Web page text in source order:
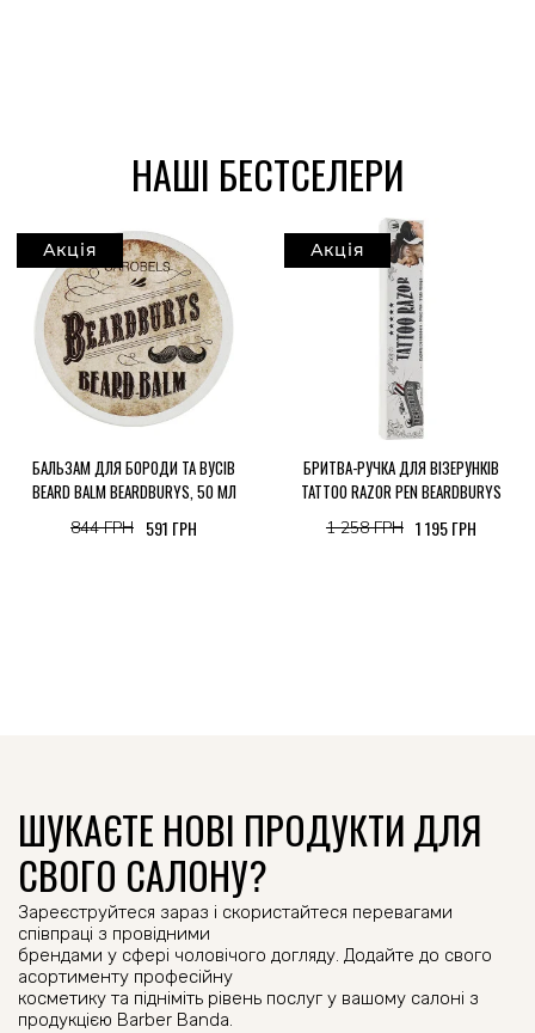
НАШІ БЕСТСЕЛЕРИ
Акція
БАЛЬЗАМ ДЛЯ БОРОДИ ТА ВУСІВ
BEARD BALM BEARDBURYS, 50 МЛ
844 ГРН 591 ГРН
Акція
БРИТВА-РУЧКА ДЛЯ ВІЗЕРУНКІВ
TATTOO RAZOR PEN BEARDBURYS
1 258 ГРН 1 195 ГРН
ШУКАЄТЕ НОВІ ПРОДУКТИ ДЛЯ
СВОГО САЛОНУ?
Зареєструйтеся зараз і скористайтеся перевагами
співпраці з провідними
брендами у сфері чоловічого догляду. Додайте до свого
асортименту професійну
косметику та підніміть рівень послуг у вашому салоні з
продукцією Barber Banda.